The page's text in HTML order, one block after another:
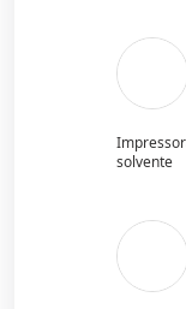
solvente